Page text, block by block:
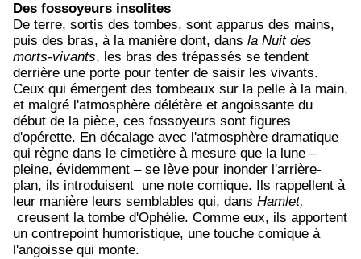
Des fossoyeurs insolites
De terre, sortis des tombes, sont apparus des mains,
puis des bras, à la manière dont, dans la Nuit des
morts-vivants, les bras des trépassés se tendent
derrière une porte pour tenter de saisir les vivants.
Ceux qui émergent des tombeaux sur la pelle à la main,
et malgré l'atmosphère délétère et angoissante du
début de la pièce, ces fossoyeurs sont figures
d'opérette. En décalage avec l'atmosphère dramatique
qui règne dans le cimetière à mesure que la lune –
pleine, évidemment – ​​se lève pour inonder l'arrière-
plan, ils introduisent une note comique. Ils rappellent à
leur manière leurs semblables qui, dans Hamlet,
creusent la tombe d'Ophélie. Comme eux, ils apportent
un contrepoint humoristique, une touche comique à
l'angoisse qui monte.